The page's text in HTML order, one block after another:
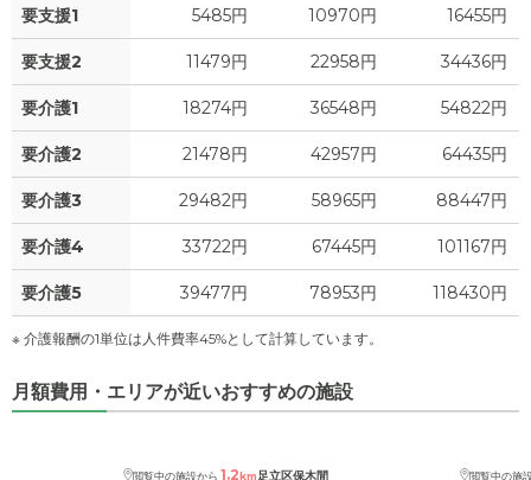
食費 ? 0 万円
水道・光熱費 0
上乗せ介護費 ? 0 万円
その他 4.1
介護保険料 -
要支援1 5485円 10970円 16455円
要支援2 11479円 22958円 34436円
要介護1 18274円 36548円 54822円
要介護2 21478円 42957円 64435円
要介護3 29482円 58965円 88447円
要介護4 33722円 67445円 101167円
要介護5 39477円 78953円 118430円
※ 介護報酬の1単位は人件費率45%として計算しています。
月額費用・エリアが近いおすすめの施設
閲覧中の施設から 1.2km足立区保木間 閲覧中の施